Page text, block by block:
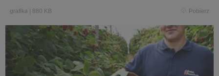
grafika | 880 KB Pobierz